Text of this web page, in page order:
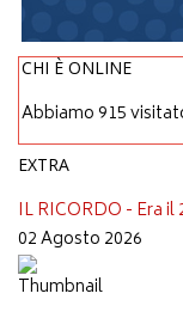
CHI È ONLINE
Abbiamo 915
EXTRA
IL RICORDO - Era il
02 Agosto 2026